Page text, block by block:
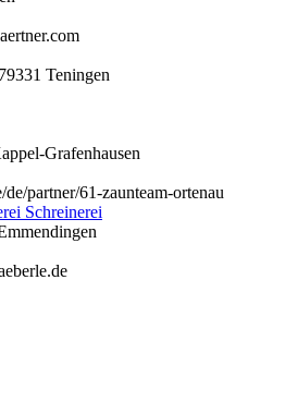
Teningen
Grafenhausen
partner/61-zaunteam-ortenau
Schreinerei